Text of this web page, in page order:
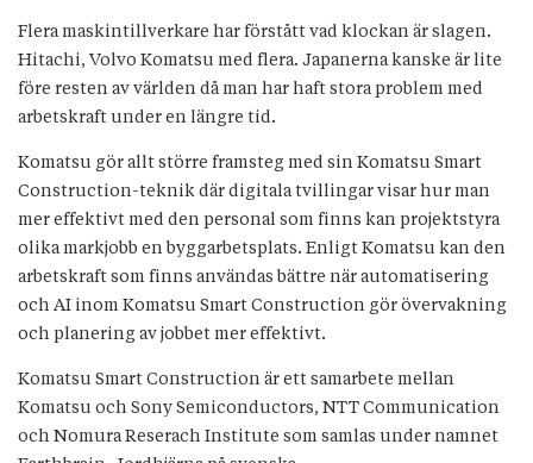
Flera maskintillverkare har förstått vad klockan är slagen.
Hitachi, Volvo Komatsu med flera. Japanerna kanske är lite
före resten av världen då man har haft stora problem med
arbetskraft under en längre tid.
Komatsu gör allt större framsteg med sin Komatsu Smart
Construction-teknik där digitala tvillingar visar hur man
mer effektivt med den personal som finns kan projektstyra
olika markjobb en byggarbetsplats. Enligt Komatsu kan den
arbetskraft som finns användas bättre när automatisering
och AI inom Komatsu Smart Construction gör övervakning
och planering av jobbet mer effektivt.
Komatsu Smart Construction är ett samarbete mellan
Komatsu och Sony Semiconductors, NTT Communication
och Nomura Reserach Institute som samlas under namnet